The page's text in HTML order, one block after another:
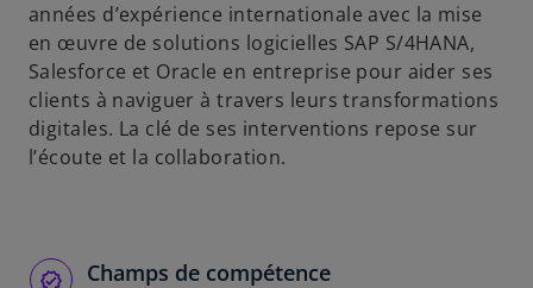
années d’expérience internationale avec la mise
en œuvre de solutions logicielles SAP S/4HANA,
Salesforce et Oracle en entreprise pour aider ses
clients à naviguer à travers leurs transformations
digitales. La clé de ses interventions repose sur
l’écoute et la collaboration.
Champs de compétence